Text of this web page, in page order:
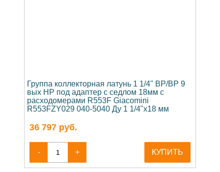
Группа коллекторная латунь 1 1/4" ВР/ВР 9
вых НР под адаптер с седлом 18мм с
расходомерами R553F Giacomini
R553FZY029 040-5040 Ду 1 1/4"х18 мм
36 797 руб.
- + КУПИТЬ